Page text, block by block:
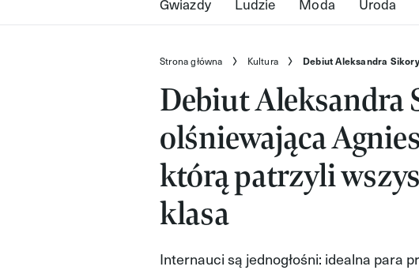
Strona główna Kultura Debiut Aleksandra
Debiut Aleksandra
olśniewająca
którą patrzyli
klasa
Internauci są jednogłośni: idealna para